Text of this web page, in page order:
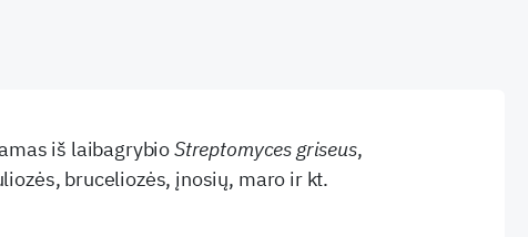
iš laibagrybioStreptomyces griseus,
bruceliozės, įnosių, maro ir kt.